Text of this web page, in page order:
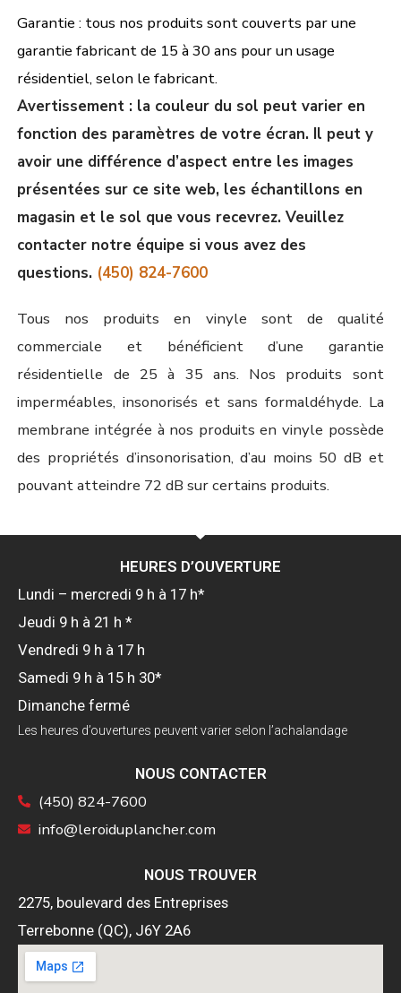
Garantie : tous nos produits sont couverts par une
garantie fabricant de 15 à 30 ans pour un usage
résidentiel, selon le fabricant.
Avertissement : la couleur du sol peut varier en
fonction des paramètres de votre écran. Il peut y
avoir une différence d’aspect entre les images
présentées sur ce site web, les échantillons en
magasin et le sol que vous recevrez. Veuillez
contacter notre équipe si vous avez des
questions. (450) 824-7600
Tous nos produits en vinyle sont de qualité
commerciale et bénéficient d’une garantie
résidentielle de 25 à 35 ans. Nos produits sont
imperméables, insonorisés et sans formaldéhyde. La
membrane intégrée à nos produits en vinyle possède
des propriétés d’insonorisation, d’au moins 50 dB et
pouvant atteindre 72 dB sur certains produits.
HEURES D’OUVERTURE
Lundi – mercredi 9 h à 17 h*
Jeudi 9 h à 21 h *
Vendredi 9 h à 17 h
Samedi 9 h à 15 h 30*
Dimanche fermé
Les heures d’ouvertures peuvent varier selon l’achalandage
NOUS CONTACTER
(450) 824-7600
info@leroiduplancher.com
NOUS TROUVER
2275, boulevard des Entreprises
Terrebonne (QC), J6Y 2A6